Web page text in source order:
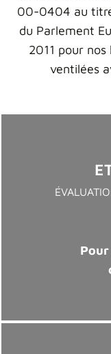
00-0404 au
du Parlement
2011 pour
ventilées